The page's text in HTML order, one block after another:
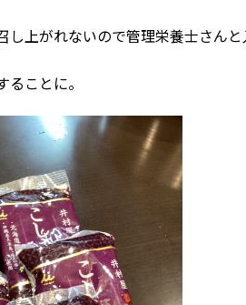
し上がれないので管理栄養士さん
ることに。